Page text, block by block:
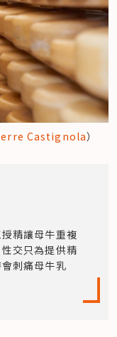
Castignola）
精讓母牛重複
交只為提供精
刺痛母牛乳